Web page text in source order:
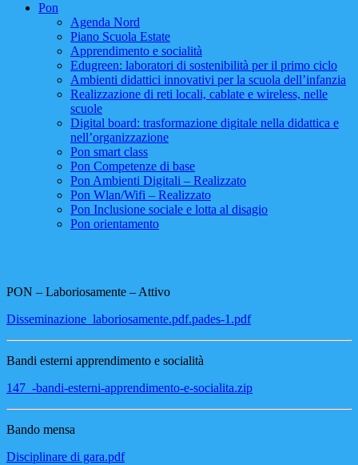
Pon
Agenda Nord
Piano Scuola Estate
Apprendimento e socialità
Edugreen: laboratori di sostenibilità per il primo ciclo
Ambienti didattici innovativi per la scuola dell’infanzia
Realizzazione di reti locali, cablate e wireless, nelle
scuole
Digital board: trasformazione digitale nella didattica e
nell’organizzazione
Pon smart class
Pon Competenze di base
Pon Ambienti Digitali – Realizzato
Pon Wlan/Wifi – Realizzato
Pon Inclusione sociale e lotta al disagio
Pon orientamento
PON – Laboriosamente – Attivo
Disseminazione_laboriosamente.pdf.pades-1.pdf
Bandi esterni apprendimento e socialità
147_-bandi-esterni-apprendimento-e-socialita.zip
Bando mensa
Disciplinare di gara.pdf